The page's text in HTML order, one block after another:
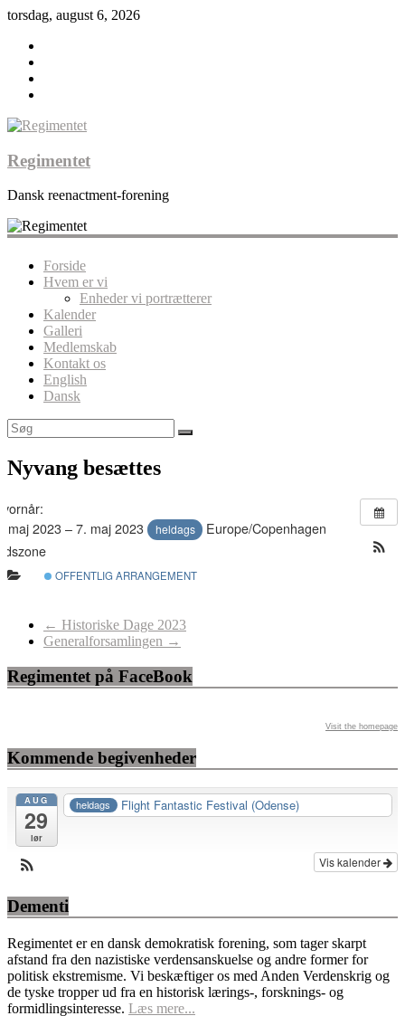
torsdag, august 6, 2026
Regimentet
Dansk reenactment-forening
Forside
Hvem er vi
Enheder vi portrætterer
Kalender
Galleri
Medlemskab
Kontakt os
English
Dansk
Nyvang besættes
maj 2023 – 7. maj 2023
heldags
Europe/Copenhagen
OFFENTLIG ARRANGEMENT
← Historiske Dage 2023
Generalforsamlingen →
Regimentet på FaceBook
Visit the homepage
Kommende begivenheder
AUG
29
lør
heldags Flight Fantastic Festival (Odense)
Vis kalender
Dementi
Regimentet er en dansk demokratisk forening, som tager skarpt
afstand fra den nazistiske verdensanskuelse og andre former for
politisk ekstremisme. Vi beskæftiger os med Anden Verdenskrig og
de tyske tropper ud fra en historisk lærings-, forsknings- og
formidlingsinteresse. Læs mere...